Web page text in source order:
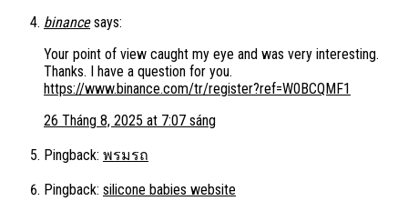
binance says:
Your point of view caught my eye and was very interesting.
Thanks. I have a question for you.
https://www.binance.com/tr/register?ref=W0BCQMF1
26 Tháng 8, 2025 at 7:07 sáng
Pingback: พรมรถ
Pingback: silicone babies website